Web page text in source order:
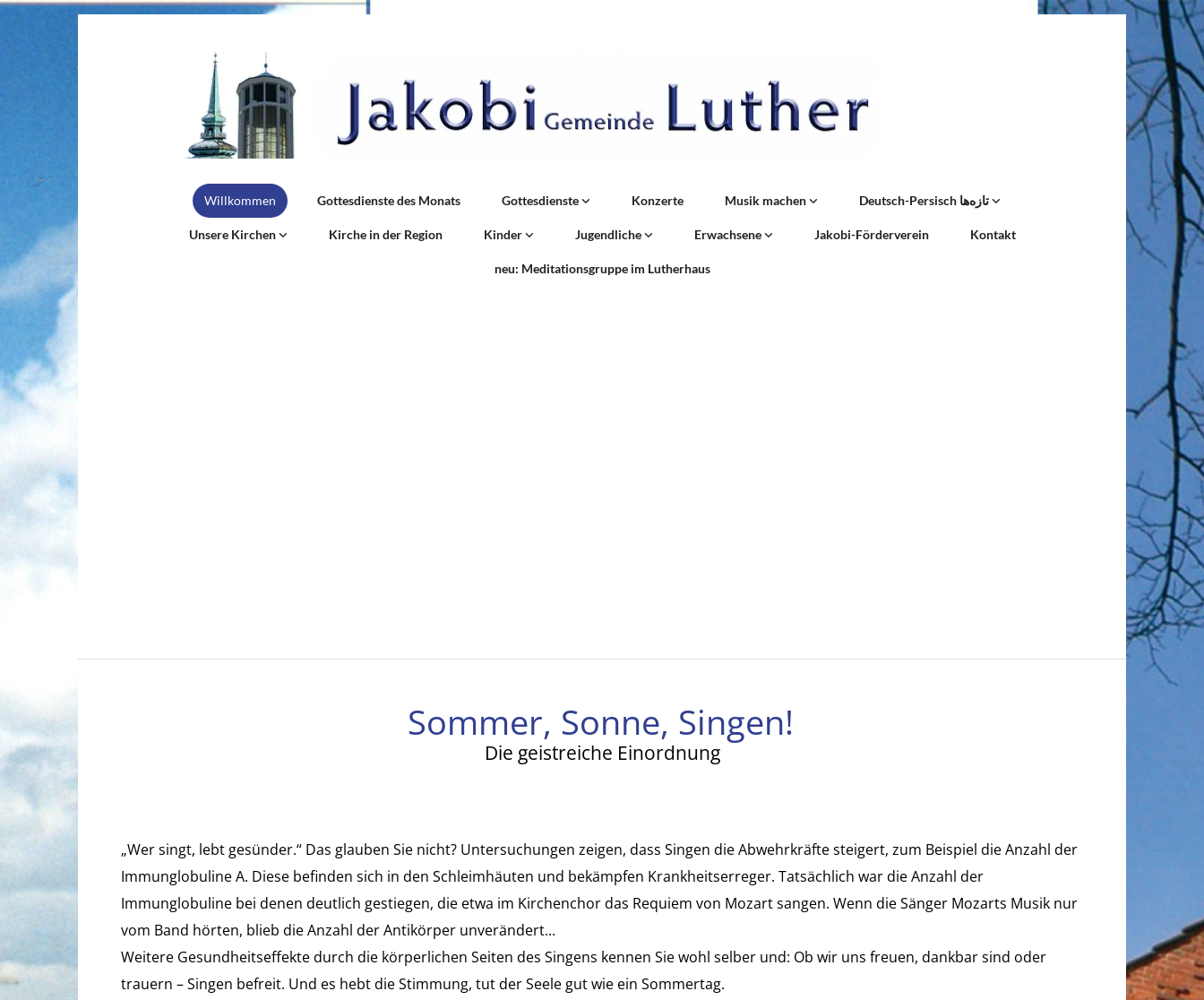
Willkommen Gottesdienste des Monats Gottesdienste Konzerte Musik machen Deutsch-Persisch تازه‌ها
Unsere Kirchen Kirche in der Region Kinder Jugendliche Erwachsene Jakobi-Förderverein Kontakt
neu: Meditationsgruppe im Lutherhaus
Sommer, Sonne, Singen!
Die geistreiche Einordnung
„Wer singt, lebt gesünder.“ Das glauben Sie nicht? Untersuchungen zeigen, dass Singen die Abwehrkräfte steigert, zum Beispiel die Anzahl der
Immunglobuline A. Diese befinden sich in den Schleimhäuten und bekämpfen Krankheitserreger. Tatsächlich war die Anzahl der
Immunglobuline bei denen deutlich gestiegen, die etwa im Kirchenchor das Requiem von Mozart sangen. Wenn die Sänger Mozarts Musik nur
vom Band hörten, blieb die Anzahl der Antikörper unverändert...
Weitere Gesundheitseffekte durch die körperlichen Seiten des Singens kennen Sie wohl selber und: Ob wir uns freuen, dankbar sind oder
trauern – Singen befreit. Und es hebt die Stimmung, tut der Seele gut wie ein Sommertag.